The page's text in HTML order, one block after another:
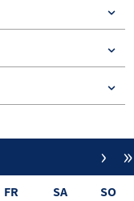
› »
FR SA SO